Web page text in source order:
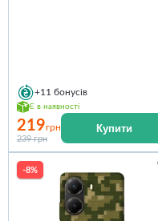
+11 бонусів
Є в наявності
219грн
239 грн
Купити
-8%